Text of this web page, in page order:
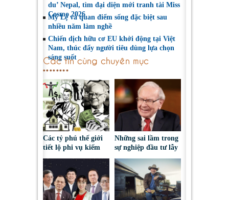
du’ Nepal, tìm đại diện mới tranh tài Miss
Cosmo 2026
Mỹ Lệ và quan điểm sống đặc biệt sau
nhiều năm làm nghề
Chiến dịch hữu cơ EU khởi động tại Việt
Nam, thúc đẩy người tiêu dùng lựa chọn
sáng suốt
Các tin cùng chuyên mục
Các tỷ phú thế giới
tiết lộ phi vụ kiếm
tiền đầu tiên
Những sai lầm trong
sự nghiệp đầu tư lẫy
lừng của tỷ phú
Warren Buffet